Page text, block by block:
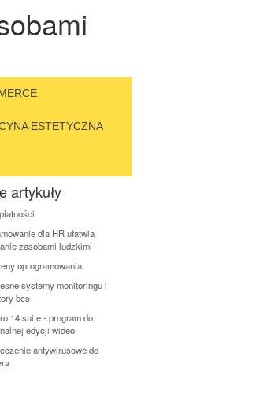
ESTETYCZNA
artykuły
dla HR ułatwia
zasobami ludzkimi
oprogramowania
systemy monitoringu i
bcs
14 suite - program do
edycji wideo
antywirusowe do